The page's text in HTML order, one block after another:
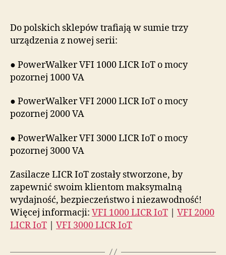
Do polskich sklepów trafiają w sumie trzy
urządzenia z nowej serii:
● PowerWalker VFI 1000 LICR IoT o mocy
pozornej 1000 VA
● PowerWalker VFI 2000 LICR IoT o mocy
pozornej 2000 VA
● PowerWalker VFI 3000 LICR IoT o mocy
pozornej 3000 VA
Zasilacze LICR IoT zostały stworzone, by
zapewnić swoim klientom maksymalną
wydajność, bezpieczeństwo i niezawodność!
Więcej informacji: VFI 1000 LICR IoT
VFI 2000
LICR IoT
VFI 3000 LICR IoT